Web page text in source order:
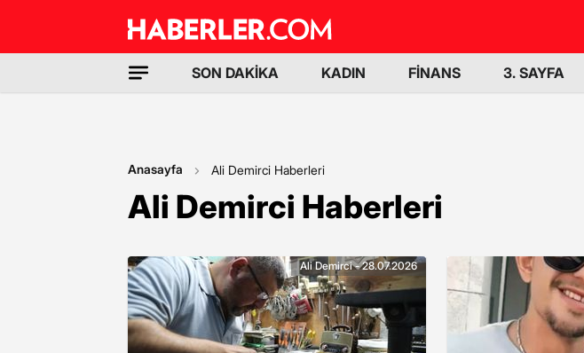
SON DAKİKA KADIN FİNANS 3. SAYFA
Anasayfa Ali Demirci Haberleri
Ali Demirci Haberleri
Ali Demirci - 28.07.2026